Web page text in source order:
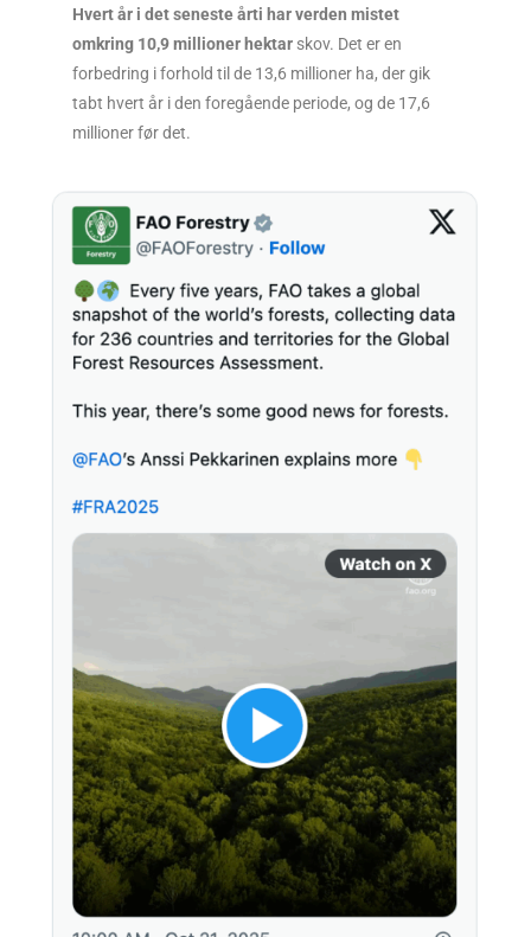
Hvert år i det seneste årti har verden mistet
omkring 10,9 millioner hektarskov. Det er en
forbedring i forhold til de 13,6 millioner ha, der gik
tabt hvert år i den foregående periode, og de 17,6
millioner før det.